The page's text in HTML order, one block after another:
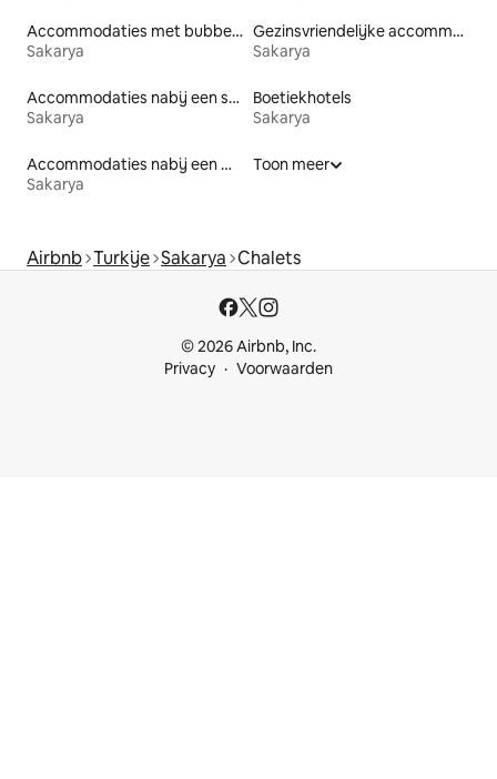
Accommodaties met bubbelbad
Sakarya
Gezinsvriendelijke accommodaties
Sakarya
Accommodaties nabij een strand
Sakarya
Boetiekhotels
Sakarya
Accommodaties nabij een meer
Sakarya
Toon meer
Airbnb Turkije Sakarya Chalets
© 2026 Airbnb, Inc.
Privacy
Voorwaarden